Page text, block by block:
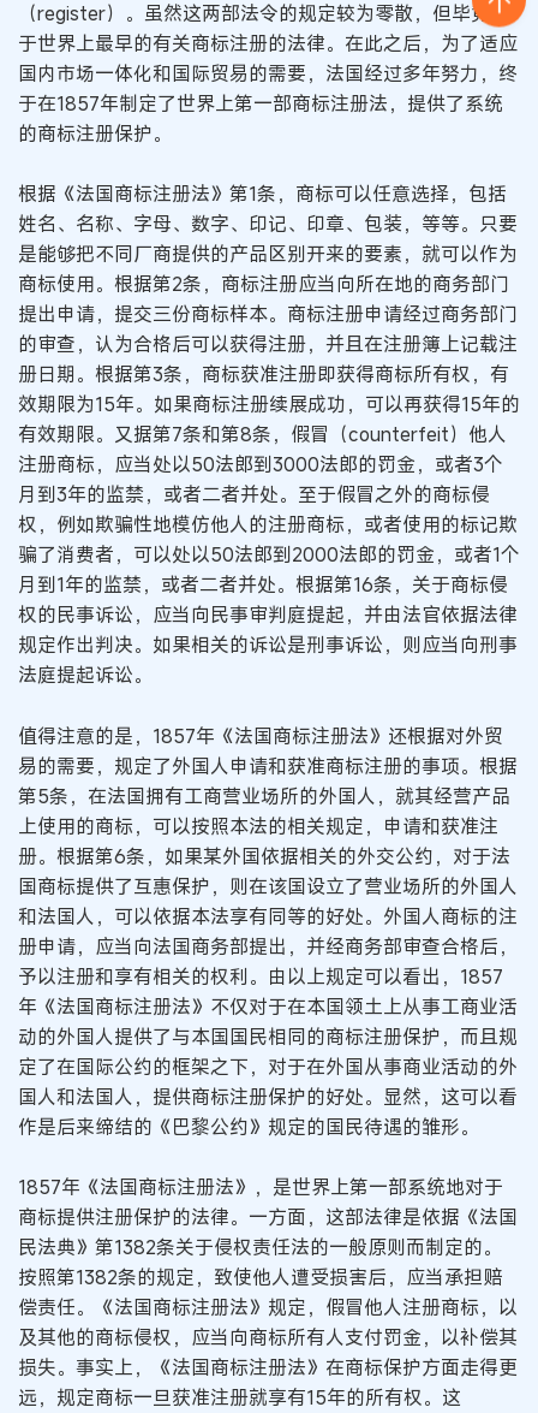
（register）。虽然这两部法令的规定较为零散，但毕竟属
于世界上最早的有关商标注册的法律。在此之后，为了适应
国内市场一体化和国际贸易的需要，法国经过多年努力，终
于在1857年制定了世界上第一部商标注册法，提供了系统
的商标注册保护。
根据《法国商标注册法》第1条，商标可以任意选择，包括
姓名、名称、字母、数字、印记、印章、包装，等等。只要
是能够把不同厂商提供的产品区别开来的要素，就可以作为
商标使用。根据第2条，商标注册应当向所在地的商务部门
提出申请，提交三份商标样本。商标注册申请经过商务部门
的审查，认为合格后可以获得注册，并且在注册簿上记载注
册日期。根据第3条，商标获准注册即获得商标所有权，有
效期限为15年。如果商标注册续展成功，可以再获得15年的
有效期限。又据第7条和第8条，假冒（counterfeit）他人
注册商标，应当处以50法郎到3000法郎的罚金，或者3个
月到3年的监禁，或者二者并处。至于假冒之外的商标侵
权，例如欺骗性地模仿他人的注册商标，或者使用的标记欺
骗了消费者，可以处以50法郎到2000法郎的罚金，或者1个
月到1年的监禁，或者二者并处。根据第16条，关于商标侵
权的民事诉讼，应当向民事审判庭提起，并由法官依据法律
规定作出判决。如果相关的诉讼是刑事诉讼，则应当向刑事
法庭提起诉讼。
值得注意的是，1857年《法国商标注册法》还根据对外贸
易的需要，规定了外国人申请和获准商标注册的事项。根据
第5条，在法国拥有工商营业场所的外国人，就其经营产品
上使用的商标，可以按照本法的相关规定，申请和获准注
册。根据第6条，如果某外国依据相关的外交公约，对于法
国商标提供了互惠保护，则在该国设立了营业场所的外国人
和法国人，可以依据本法享有同等的好处。外国人商标的注
册申请，应当向法国商务部提出，并经商务部审查合格后，
予以注册和享有相关的权利。由以上规定可以看出，1857
年《法国商标注册法》不仅对于在本国领土上从事工商业活
动的外国人提供了与本国国民相同的商标注册保护，而且规
定了在国际公约的框架之下，对于在外国从事商业活动的外
国人和法国人，提供商标注册保护的好处。显然，这可以看
作是后来缔结的《巴黎公约》规定的国民待遇的雏形。
1857年《法国商标注册法》，是世界上第一部系统地对于
商标提供注册保护的法律。一方面，这部法律是依据《法国
民法典》第1382条关于侵权责任法的一般原则而制定的。
按照第1382条的规定，致使他人遭受损害后，应当承担赔
偿责任。《法国商标注册法》规定，假冒他人注册商标，以
及其他的商标侵权，应当向商标所有人支付罚金，以补偿其
损失。事实上，《法国商标注册法》在商标保护方面走得更
远，规定商标一旦获准注册就享有15年的所有权。这